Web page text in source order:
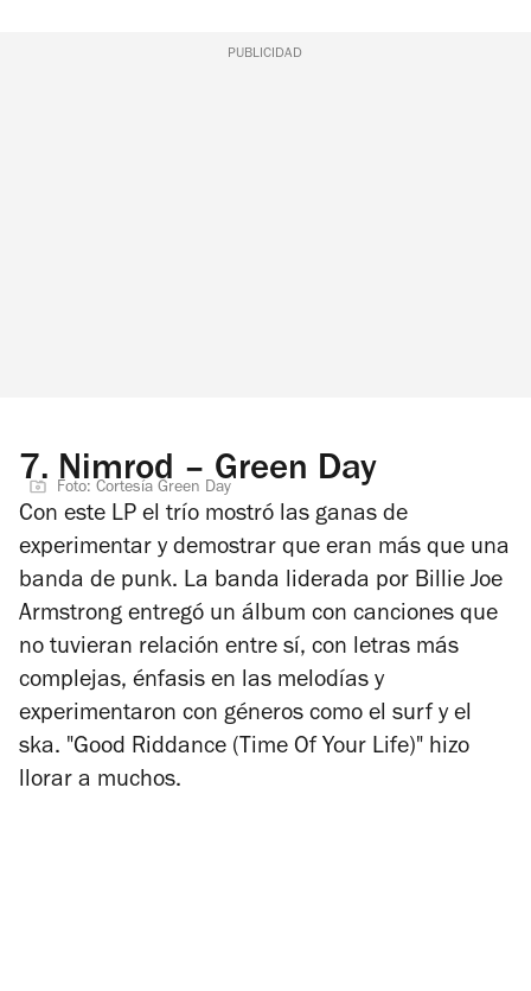
PUBLICIDAD
7. Nimrod – Green Day
Foto: Cortesía Green Day
Con este LP el trío mostró las ganas de
experimentar y demostrar que eran más que una
banda de punk. La banda liderada por Billie Joe
Armstrong entregó un álbum con canciones que
no tuvieran relación entre sí, con letras más
complejas, énfasis en las melodías y
experimentaron con géneros como el surf y el
ska. "Good Riddance (Time Of Your Life)" hizo
llorar a muchos.